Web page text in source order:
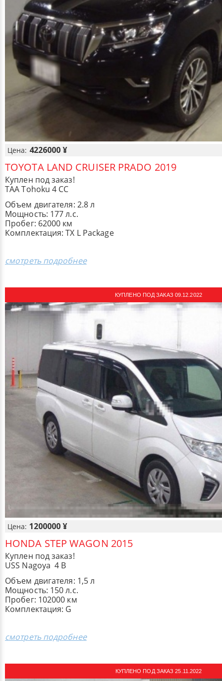
Цена: 4226000 ¥
TOYOTA LAND CRUISER PRADO 2019
Куплен под заказ!
TAA Tohoku 4 CC
Объем двигателя: 2.8 л
Мощность: 177 л.с.
Пробег: 62000 км
Комплектация: ​TX L Package
смотреть подробнее
КУПЛЕНО ПОД ЗАКАЗ 09.12.2022
Цена: 1200000 ¥
HONDA STEP WAGON 2015
Куплен под заказ!
USS Nagoya 4 B
Объем двигателя: 1,5 л
Мощность: 150 л.с.
Пробег: 102000 км
Комплектация: G
смотреть подробнее
КУПЛЕНО ПОД ЗАКАЗ 25.11.2022